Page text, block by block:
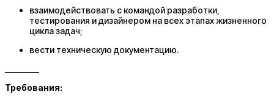
взаимодействовать с командой разработки,
тестирования и дизайнером на всех этапах жизненного
цикла задач;
вести техническую документацию.
Требования: